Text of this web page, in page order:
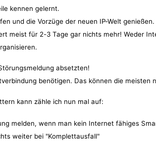
kennen gelernt.
und die Vorzüge der neuen IP-Welt
meist für 2-3 Tage gar nichts mehr! Weder
absetzten!
benötigen. Das können die meisten
kann zähle ich nun mal auf:
melden, wenn man kein Internet fähiges
weiter bei "Komplettausfall"